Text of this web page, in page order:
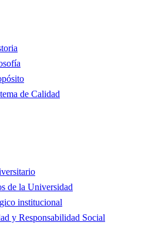
de Calidad
de la Universidad
institucional
y Responsabilidad Social